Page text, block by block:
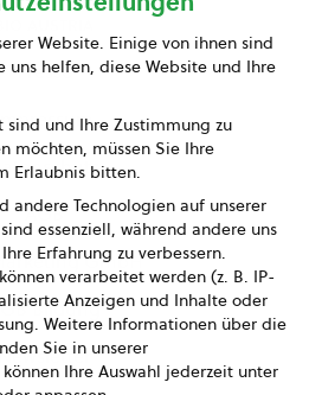
Presse
AGB
GmbH
Bildung
Website. Einige von ihnen sind
uns helfen, diese Website und Ihre
sind und Ihre Zustimmung zu
möchten, müssen Sie Ihre
Erlaubnis bitten.
andere Technologien auf unserer
essenziell, während andere uns
Erfahrung zu verbessern.
verarbeitet werden (z. B. IP-
Anzeigen und Inhalte oder
Weitere Informationen über die
Sie in unserer
Ihre Auswahl jederzeit unter